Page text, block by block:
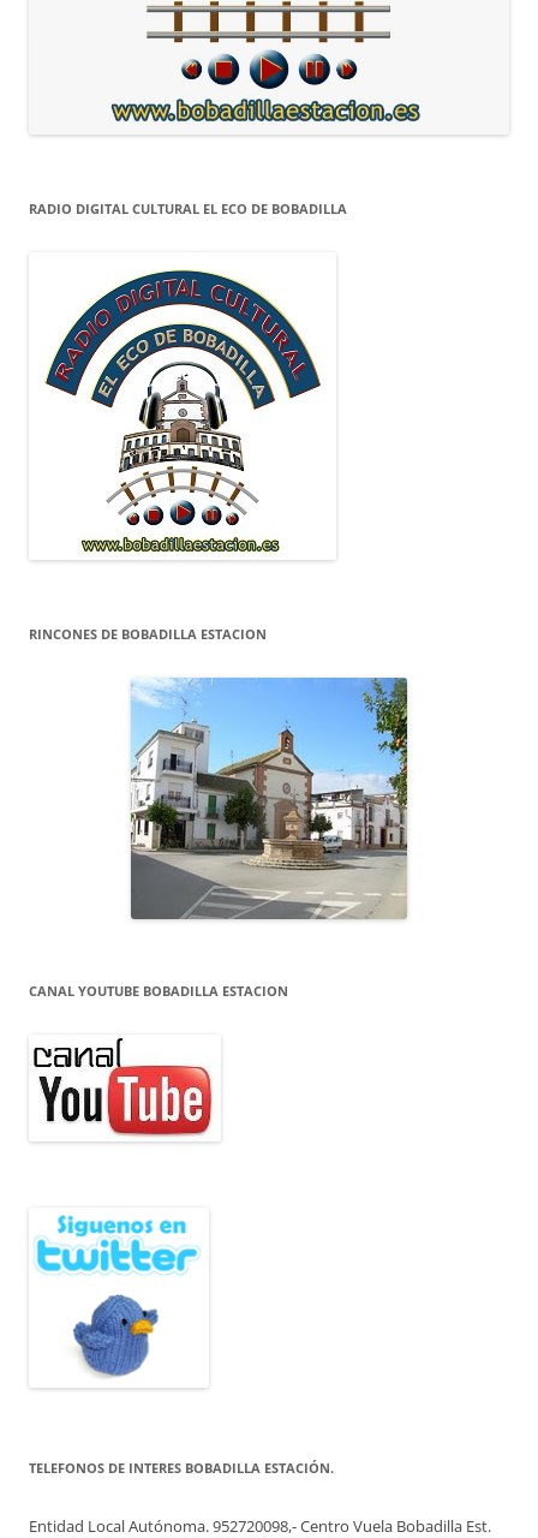
RADIO DIGITAL CULTURAL EL ECO DE BOBADILLA
RINCONES DE BOBADILLA ESTACION
CANAL YOUTUBE BOBADILLA ESTACION
TELEFONOS DE INTERES BOBADILLA ESTACIÓN.
Entidad Local Autónoma. 952720098,- Centro Vuela Bobadilla Est.